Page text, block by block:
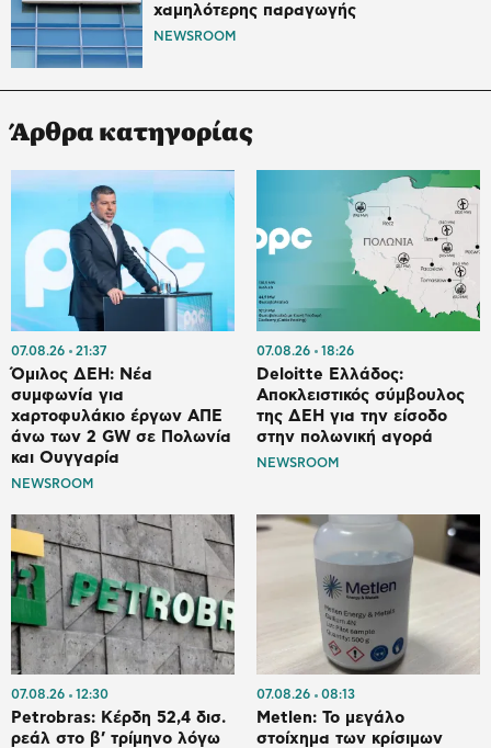
χαμηλότερης παραγωγής
NEWSROOM
Άρθρα κατηγορίας
07.08.26 21:37
Όμιλος ΔΕΗ: Νέα
συμφωνία για
χαρτοφυλάκιο έργων ΑΠΕ
άνω των 2 GW σε Πολωνία
και Ουγγαρία
NEWSROOM
07.08.26 18:26
Deloitte Ελλάδος:
Αποκλειστικός σύμβουλος
της ΔΕΗ για την είσοδο
στην πολωνική αγορά
NEWSROOM
07.08.26 12:30
Petrobras: Κέρδη 52,4 δισ.
ρεάλ στο β’ τρίμηνο λόγω
07.08.26 08:13
Metlen: Το μεγάλο
στοίχημα των κρίσιμων